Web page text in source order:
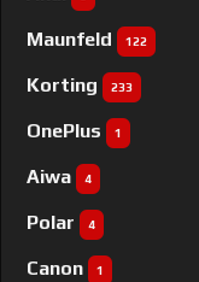
Maunfeld 122
Korting 233
OnePlus 1
Aiwa 4
Polar 4
Canon 1